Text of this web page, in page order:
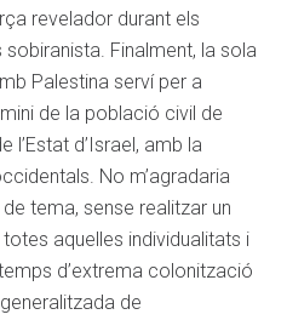
revelador durant els
Finalment, la sola
Palestina serví per a
de la població civil de
l’Estat d’Israel, amb la
No m’agradaria
tema, sense realitzar un
aquelles individualitats i
d’extrema colonització
de